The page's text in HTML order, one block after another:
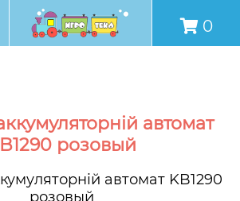
0
автомат
розовый